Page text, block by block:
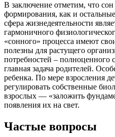
В заключение отметим, что
формирования, как и
сфера жизнедеятельности
гармоничного
«сонного» процесса имеют
полезны для растущего
потребностей – полноценного
главная задача родителей.
ребенка. По мере взросления
регулировать собственные
взрослых — «заложить
появления их на свет.
Частые вопросы